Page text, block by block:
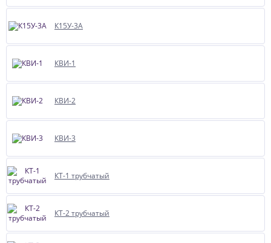
К15У-3А
КВИ-1
КВИ-2
КВИ-3
КТ-1 трубчатый
КТ-2 трубчатый